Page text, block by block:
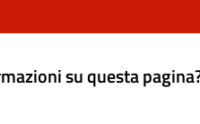
su questa